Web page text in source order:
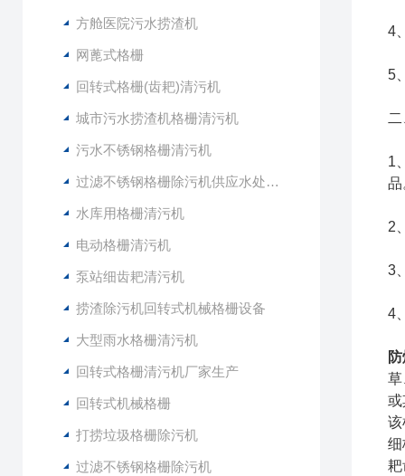
方舱医院污水捞渣机
网蓖式格栅
回转式格栅(齿耙)清污机
城市污水捞渣机格栅清污机
污水不锈钢格栅清污机
过滤不锈钢格栅除污机供应水处理设备
水库用格栅清污机
电动格栅清污机
泵站细齿耙清污机
捞渣除污机回转式机械格栅设备
大型雨水格栅清污机
回转式格栅清污机厂家生产
回转式机械格栅
打捞垃圾格栅除污机
过滤不锈钢格栅除污机
4
5
1
品
2
3
4
草
该
细
耙